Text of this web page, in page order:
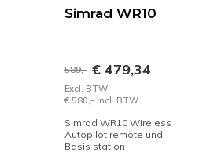
Simrad WR10
589,- € 479,34
Excl. BTW
€ 580,- Incl. BTW
Simrad WR10 Wireless
Autopilot remote und
Basis station